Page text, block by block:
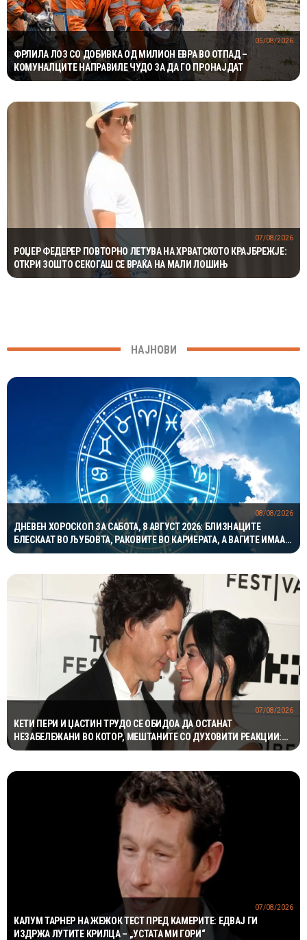
ФРЛИЛА ЛОЗ СО ДОБИВКА ОД МИЛИОН ЕВРА ВО ОТПАД –
КОМУНАЛЦИТЕ НАПРАВИЛЕ ЧУДО ЗА ДА ГО ПРОНАЈДАТ
05/08/2026
РОЏЕР ФЕДЕРЕР ПОВТОРНО ЛЕТУВА НА ХРВАТСКОТО КРАЈБРЕЖЈЕ:
ОТКРИ ЗОШТО СЕКОГАШ СЕ ВРАЌА НА МАЛИ ЛОШИЊ
07/08/2026
НАЈНОВИ
ДНЕВЕН ХОРОСКОП ЗА САБОТА, 8 АВГУСТ 2026: БЛИЗНАЦИТЕ
БЛЕСКААТ ВО ЉУБОВТА, РАКОВИТЕ ВО КАРИЕРАТА, А ВАГИТЕ ИМААТ
ОДЛИЧЕН ДЕН ЗА ХАРМОНИЈА
08/08/2026
КЕТИ ПЕРИ И ЏАСТИН ТРУДО СЕ ОБИДОА ДА ОСТАНАТ
НЕЗАБЕЛЕЖАНИ ВО КОТОР, МЕШТАНИТЕ СО ДУХОВИТИ РЕАКЦИИ:
„НИКОЈ НЕ БИ ГИ ПРЕПОЗНАЛ“
07/08/2026
КАЛУМ ТАРНЕР НА ЖЕЖОК ТЕСТ ПРЕД КАМЕРИТЕ: ЕДВАЈ ГИ
ИЗДРЖА ЛУТИТЕ КРИЛЦА – „УСТАТА МИ ГОРИ“
07/08/2026